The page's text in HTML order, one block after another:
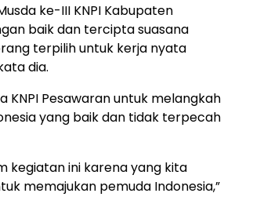
ke-III KNPI Kabupaten
baik dan tercipta suasana
terpilih untuk kerja nyata
dia.
KNPI Pesawaran untuk melangkah
yang baik dan tidak terpecah
kegiatan ini karena yang kita
memajukan pemuda Indonesia,”